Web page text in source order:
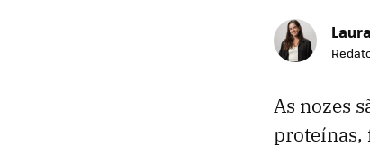
As nozes
proteínas,